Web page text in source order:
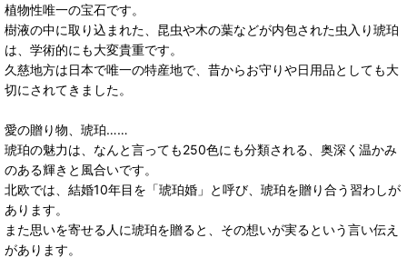
植物性唯一の宝石です。
樹液の中に取り込まれた、昆虫や木の葉などが内包された虫入り琥珀
は、学術的にも大変貴重です。
久慈地方は日本で唯一の特産地で、昔からお守りや日用品としても大
切にされてきました。
愛の贈り物、琥珀……
琥珀の魅力は、なんと言っても250色にも分類される、奥深く温かみ
のある輝きと風合いです。
北欧では、結婚10年目を「琥珀婚」と呼び、琥珀を贈り合う習わしが
あります。
また思いを寄せる人に琥珀を贈ると、その想いが実るという言い伝え
があります。